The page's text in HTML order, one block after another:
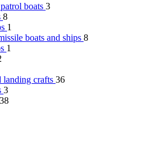
boats 3
8
1
boats and ships 8
1
landing crafts 36
3
38